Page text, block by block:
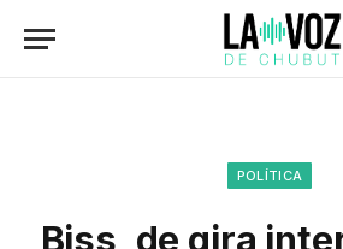
POLÍTICA
Biss, de gira